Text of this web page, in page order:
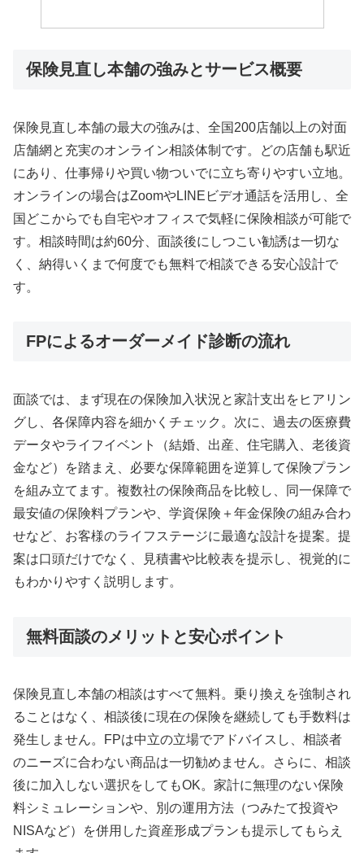
保険見直し本舗の強みとサービス概要
保険見直し本舗の最大の強みは、全国200店舗以上の対面
店舗網と充実のオンライン相談体制です。どの店舗も駅近
にあり、仕事帰りや買い物ついでに立ち寄りやすい立地。
オンラインの場合はZoomやLINEビデオ通話を活用し、全
国どこからでも自宅やオフィスで気軽に保険相談が可能で
す。相談時間は約60分、面談後にしつこい勧誘は一切な
く、納得いくまで何度でも無料で相談できる安心設計で
す。
FPによるオーダーメイド診断の流れ
面談では、まず現在の保険加入状況と家計支出をヒアリン
グし、各保障内容を細かくチェック。次に、過去の医療費
データやライフイベント（結婚、出産、住宅購入、老後資
金など）を踏まえ、必要な保障範囲を逆算して保険プラン
を組み立てます。複数社の保険商品を比較し、同一保障で
最安値の保険料プランや、学資保険＋年金保険の組み合わ
せなど、お客様のライフステージに最適な設計を提案。提
案は口頭だけでなく、見積書や比較表を提示し、視覚的に
もわかりやすく説明します。
無料面談のメリットと安心ポイント
保険見直し本舗の相談はすべて無料。乗り換えを強制され
ることはなく、相談後に現在の保険を継続しても手数料は
発生しません。FPは中立の立場でアドバイスし、相談者
のニーズに合わない商品は一切勧めません。さらに、相談
後に加入しない選択をしてもOK。家計に無理のない保険
料シミュレーションや、別の運用方法（つみたて投資や
NISAなど）を併用した資産形成プランも提示してもらえ